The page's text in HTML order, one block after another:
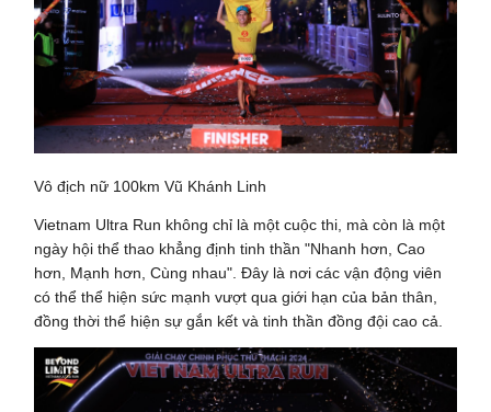
Vô địch nữ 100km Vũ Khánh Linh
Vietnam Ultra Run không chỉ là một cuộc thi, mà còn là một
ngày hội thể thao khẳng định tinh thần "Nhanh hơn, Cao
hơn, Mạnh hơn, Cùng nhau". Đây là nơi các vận động viên
có thể thể hiện sức mạnh vượt qua giới hạn của bản thân,
đồng thời thể hiện sự gắn kết và tinh thần đồng đội cao cả.